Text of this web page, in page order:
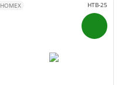
HTB-25
HOMEX